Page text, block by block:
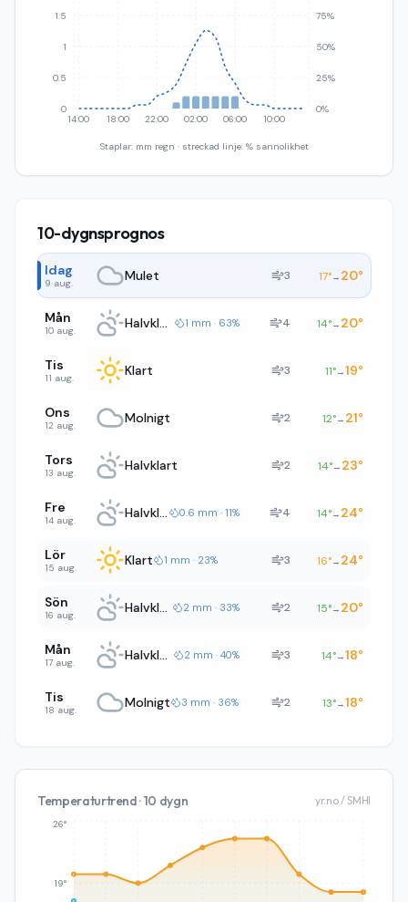
14:00 18:00 22:00 02:00 06:00 10:00
0
0.5
1
1.5
0%
25%
50%
75%
Staplar: mm regn · streckad linje: % sannolikhet
10-dygnsprognos
Idag
9 aug. Mulet 3 17°→ 20°
Mån
10 aug. Halvklart 1 mm · 63% 4 14°→ 20°
Tis
11 aug. Klart 3 11°→19°
Ons
12 aug. Molnigt 2 12°→ 21°
Tors
13 aug. Halvklart 2 14°→ 23°
Fre
14 aug. Halvklart 0.6 mm · 11% 4 14°→ 24°
Lör
15 aug. Klart 1 mm · 23% 3 16°→ 24°
Sön
16 aug. Halvklart 2 mm · 33% 2 15°→ 20°
Mån
17 aug. Halvklart 2 mm · 40% 3 14°→18°
Tis
18 aug. Molnigt 3 mm · 36% 2 13°→18°
Temperaturtrend · 10 dygn yr.no / SMHI
19°
26°